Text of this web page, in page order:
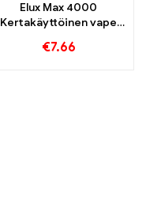
Elux Max 4000
Kertakäyttöinen vape
4000 Puffs
€7.66